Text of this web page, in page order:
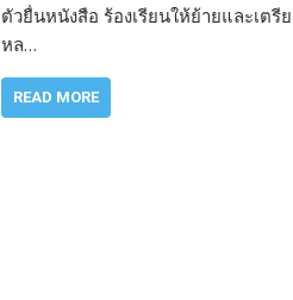
ตัวยื่นหนังสือ ร้องเรียนให้ย้ายและเตรี
หล…
READ MORE